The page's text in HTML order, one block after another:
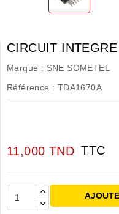
CIRCUIT
Marque : SNE SOMETEL
Référence : TDA1670A
11,000 TND TTC